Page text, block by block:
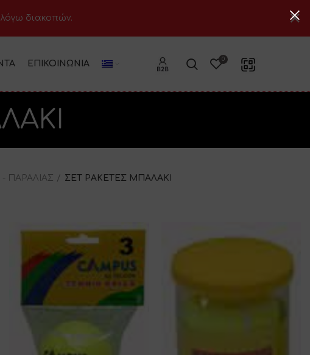
ΕΠΙΚΟΙΝΩΝΊΑ 0
ΠΑΡΑΛΙΑΣ
ΣΕΤ ΡΑΚΕΤΕΣ ΜΠΑΛΑΚΙ
λόγω διακοπών.